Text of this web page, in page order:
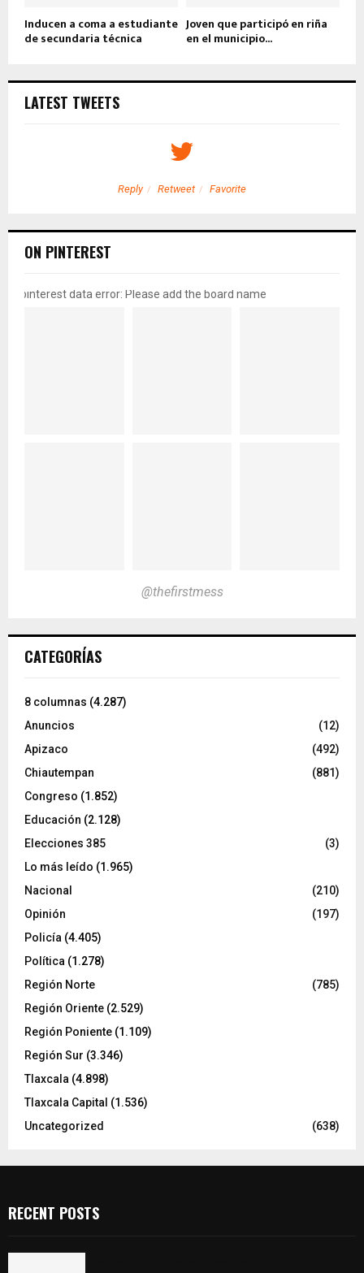
Inducen a coma a estudiante
de secundaria técnica
Joven que participó en riña
en el municipio...
LATEST TWEETS
Reply Retweet Favorite
ON PINTEREST
pinterest data error: Please add the board name
@thefirstmess
CATEGORÍAS
8 columnas (4.287)
Anuncios
(12)
Apizaco
(492)
Chiautempan
(881)
Congreso (1.852)
Educación (2.128)
Elecciones 385
(3)
Lo más leído (1.965)
Nacional
(210)
Opinión
(197)
Policía (4.405)
Política (1.278)
Región Norte
(785)
Región Oriente (2.529)
Región Poniente (1.109)
Región Sur (3.346)
Tlaxcala (4.898)
Tlaxcala Capital (1.536)
Uncategorized
(638)
RECENT POSTS